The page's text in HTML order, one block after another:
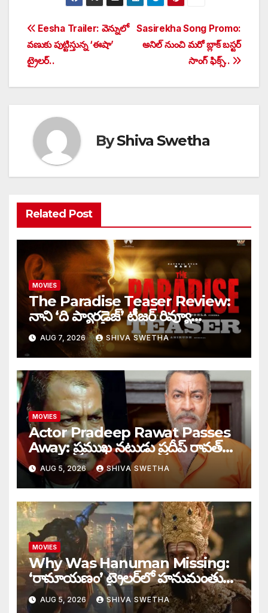
Post
navigation
Sasirekha Song Promo:
అనిల్ నుంచి మరో బ్లాక్ బస్టర్
సాంగ్ ఫిక్స్..
Eesha Trailer: వెన్నులో
వణుకు పుట్టిస్తున్న ‘ఈషా’
ట్రైలర్‌..
ByShiva Swetha
Related Post
MOVIES
The Paradise Teaser Review:
నాని ‘ది ప్యారడైజ్’ టీజర్ రివ్యూ…
AUG 7, 2026 SHIVA SWETHA
MOVIES
Actor Pradeep Rawat Passes
Away: ప్రముఖ నటుడు ప్రదీప్ రావత్
మృతి…
AUG 5, 2026 SHIVA SWETHA
MOVIES
Why Was Hanuman Missing:
‘రామాయణం’ ట్రైలర్‌లో హనుమంతుడు
ఎందుకు కనిపించలేదు…
AUG 5, 2026 SHIVA SWETHA